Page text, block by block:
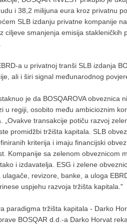
i 38,2 milijuna eura kroz privatnu
SLB izdanju privatne kompanije
ciljeve smanjenja emisija
a u privatnoj tranši SLB izdanja
ali i širi signal međunarodnog
je da BOSQAROVA obveznica
u regiji, osobito među ambicioznim
„Ovakve transakcije potiču razvoj
promidžbi tržišta kapitala. SLB
kriterija i imaju financijski
Kompanije sa zelenom obveznicom
i izdavatelja. ESG i zelene
ulagače, revizore, banke, a uloga
uspjehu razvoja tržišta kapitala."
paradigma tržišta kapitala - Darko
BOSQAR d.d.-a Darko Horvat